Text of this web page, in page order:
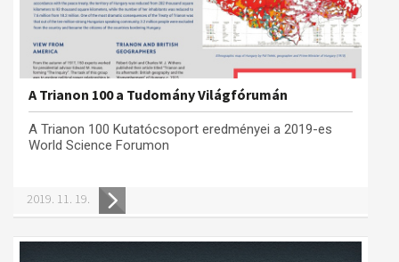
A Trianon 100 a Tudomány Világfórumán
A Trianon 100 Kutatócsoport eredményei a 2019-es
World Science Forumon
2019. 11. 19.